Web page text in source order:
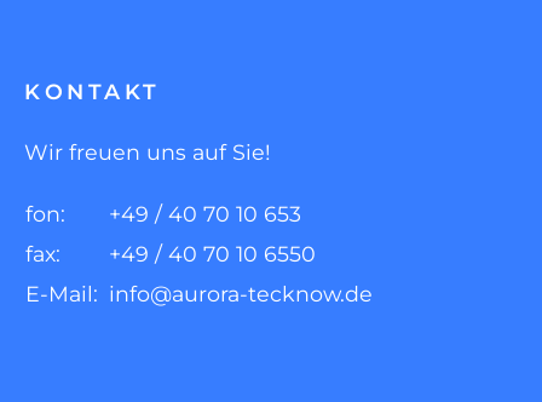
KONTAKT
Wir freuen uns auf Sie!
fon:
+49 / 40 70 10 653
fax:
+49 / 40 70 10 6550
E-Mail: info@aurora-tecknow.de